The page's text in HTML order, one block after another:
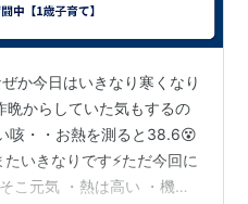
か今日はいきなり寒くなり
からしていた気もするの
咳・・お熱を測ると38.6😵
いきなりです⚡️ただ今回に
こ元気 ・熱は高い ・機嫌